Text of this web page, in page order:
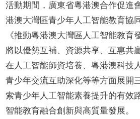
活動期間，廣東省粵港澳合作促進
港澳大灣區青少年人工智能教育協
《推動粵港澳大灣區人工智能教育
將以優勢互補、資源共享、互惠共
在人工智能師資培養、粵港澳科技
青少年交流互助深化等等方面展開
索青少年人工智能素養提升的有效
智能教育融合創新與高質量發展。